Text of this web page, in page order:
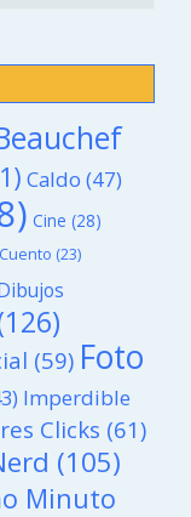
Caldo (47)
Cine (28)
Cuento (23)
(59) Foto
Imperdible
Clicks (61)
(105)
Minuto